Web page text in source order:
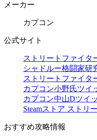
メーカー
カプコン
公式サイト
ストリートファイタ
シャドルー格闘家研
ストリートファイタ
カプコン小野氏ツイ
カプコン中山Dツイ
Steamストア ストリ
おすすめ攻略情報